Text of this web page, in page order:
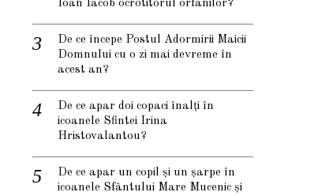
Ioan Iacob ocrotitorul orfanilor?
De ce începe Postul Adormirii Maicii
Domnului cu o zi mai devreme în
acest an?
De ce apar doi copaci înalți în
icoanele Sfintei Irina
Hristovalantou?
De ce apar un copil și un șarpe în
icoanele Sfântului Mare Mucenic și